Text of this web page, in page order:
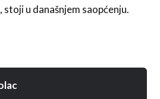
u današnjem saopćenju.